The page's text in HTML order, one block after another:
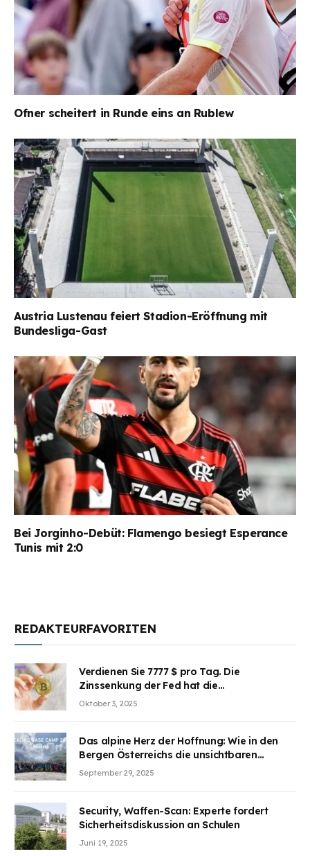
Ofner scheitert in Runde eins an Rublew
Austria Lustenau feiert Stadion-Eröffnung mit
Bundesliga-Gast
Bei Jorginho-Debüt: Flamengo besiegt Esperance
Tunis mit 2:0
REDAKTEURFAVORITEN
Verdienen Sie 7777 $ pro Tag. Die
Zinssenkung der Fed hat die
Aufmerksamkeit des Marktes erregt.
Oktober 3, 2025
Das alpine Herz der Hoffnung: Wie in den
Bergen Österreichs die unsichtbaren
Wunden des Kriegesheilen
September 29, 2025
Security, Waffen-Scan: Experte fordert
Sicherheitsdiskussion an Schulen
Juni 19, 2025